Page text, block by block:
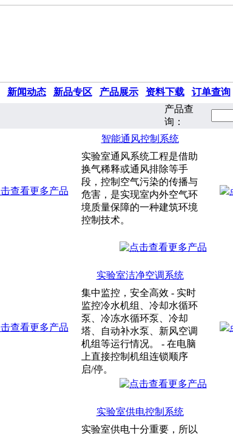
| 新闻动态| 新品专区| 产品展示| 资料下载| 订单查询|
产品查
询：
智能通风控制系统
实验室通风系统工程是借助
换气稀释或通风排除等手
段，控制空气污染的传播与
危害，是实现室内外空气环
境质量保障的一种建筑环境
控制技术。
实验室洁净空调系统
集中监控，安全高效 - 实时
监控冷水机组、冷却水循环
泵、冷冻水循环泵、冷却
塔、自动补水泵、新风空调
机组等运行情况。 - 在电脑
上直接控制机组连锁顺序
启/停。
实验室供电控制系统
实验室供电十分重要，所以